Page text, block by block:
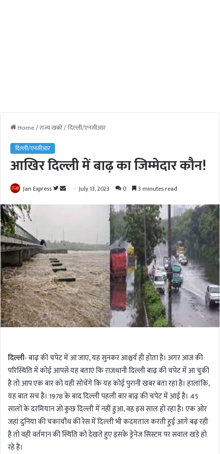
Home/राज्य खबरें/दिल्ली/एनसीआर
दिल्ली/एनसीआर
आखिर दिल्ली में बाढ़ का जिम्मेदार कौन!
Jan Express
F
w
o
n
T
w
i
t
t
r
n
e
m
a
i
l
July 13, 2023 0 3 minutes read
दिल्ली-बाढ़ की चपेट में आ जाए, यह सुनकर आश्चर्य ही होता है। अगर आज की
परिस्थिति में कोई आपसे यह बताएं कि राजधानी दिल्ली बाढ़ की चपेट में आ चुकी
है तो आप एक बार को यही सोचेंगे कि यह कोई पुरानी खबर बता रहा है। हालांकि,
यह बात सच है। 1978 के बाद दिल्ली पहली बार बाढ़ की चपेट में आई है। 45
सालों के दरमियान जो कुछ दिल्ली में नहीं हुआ, वह इस साल हो रहा है। एक ओर
जहां दुनिया की चकाचौंध की रेस में दिल्ली भी कदमताल करती हुई आगे बढ़ रही
है तो वही वर्तमान की स्थिति को देखते हुए इसके ड्रेनेज सिस्टम पर सवाल खड़े हो
रहे हैं।